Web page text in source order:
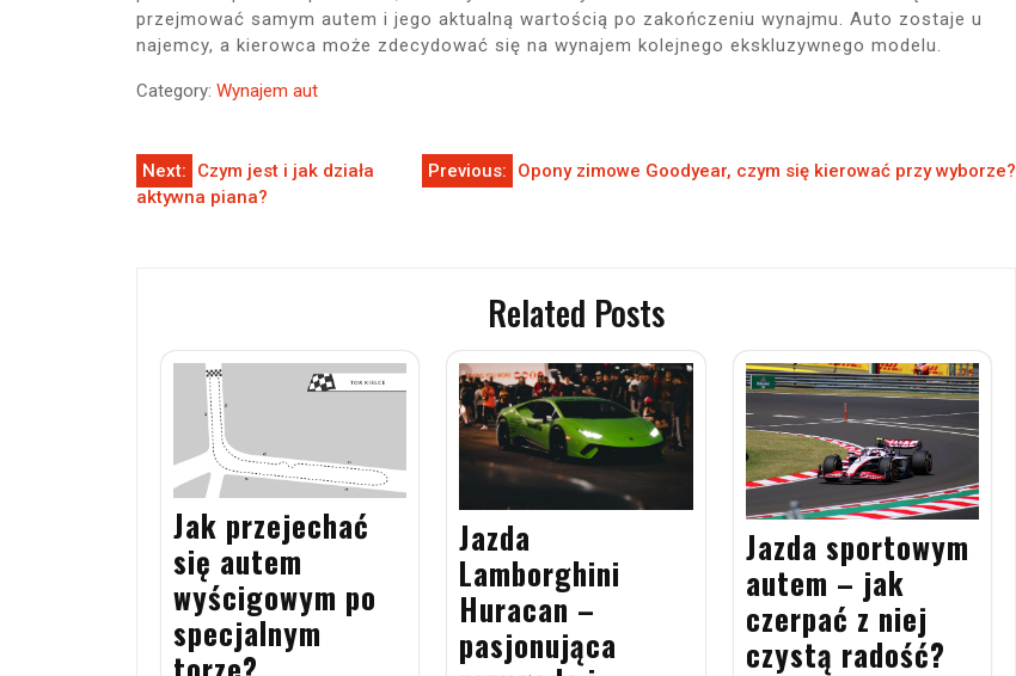
przejmować samym autem i jego aktualną wartością po zakończeniu wynajmu. Auto zostaje u
najemcy, a kierowca może zdecydować się na wynajem kolejnego ekskluzywnego modelu.
Category: Wynajem aut
Nawigacja
wpisu
Previous: Opony zimowe Goodyear, czym się kierować przy wyborze?
Next:
Czym jest i jak działa
aktywna piana?
Related Posts
Jak przejechać
się autem
wyścigowym po
specjalnym
Jazda
Lamborghini
Huracan –
pasjonująca
Jazda sportowym
autem – jak
czerpać z niej
czystą radość?